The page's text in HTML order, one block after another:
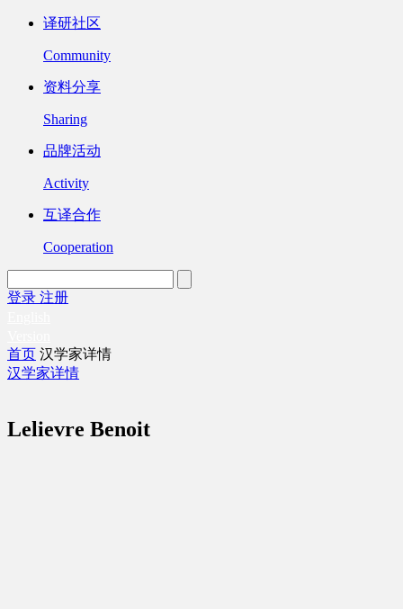
译研社区
Community
资料分享
Sharing
品牌活动
Activity
互译合作
Cooperation
登录 注册
首页 汉学家详情
汉学家详情
Lelievre Benoit